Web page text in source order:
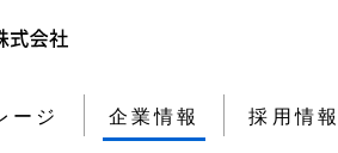
ージ 企業情報 採用情報